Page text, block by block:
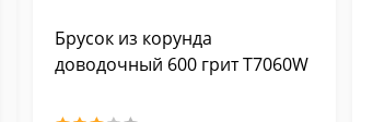
Брусок из корунда
доводочный 600 грит Т7060W